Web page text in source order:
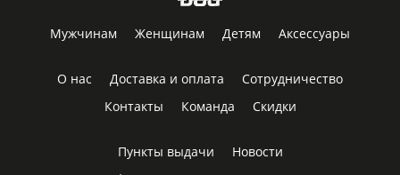
Мужчинам Женщинам Детям Аксессуары
О нас Доставка и оплата
Сотрудничество
Контакты
Команда Скидки
Пункты выдачи
Новости